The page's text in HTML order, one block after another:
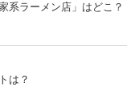
系ラーメン店」はどこ？
は？